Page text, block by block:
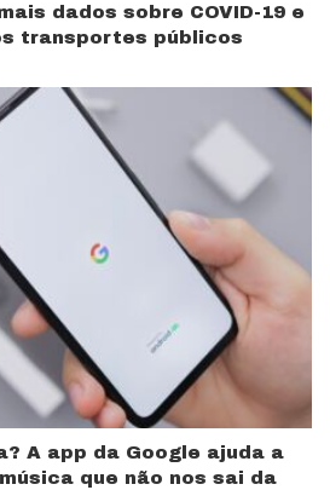
dados sobre COVID-19 e
transportes públicos
A app da Google ajuda a
que não nos sai da